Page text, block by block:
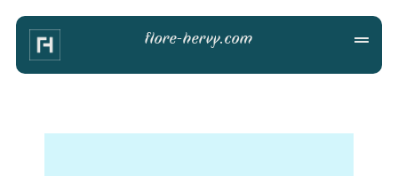
flore-hervy.com